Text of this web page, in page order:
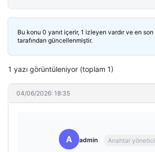
Bu konu 0 yanıt içerir, 1 izleyen vardır ve en son
tarafından güncellenmiştir.
1 yazı görüntüleniyor (toplam 1)
04/06/2026: 18:35
A admin Anahtar yönetici